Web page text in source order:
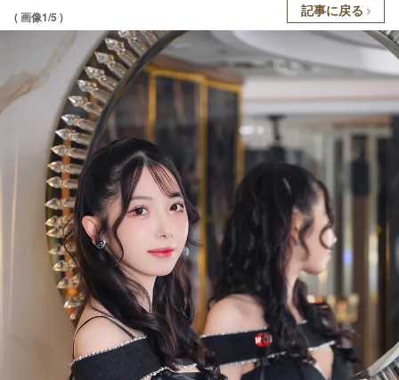
( 画像1/5 ) 記事に戻る